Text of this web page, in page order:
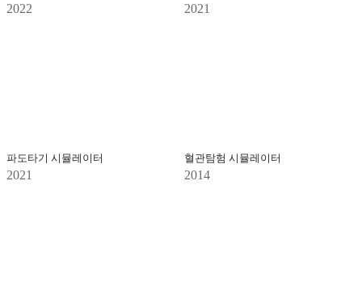
2022 2021
파도타기 시뮬레이터
2021
혈관탐험 시뮬레이터
2014